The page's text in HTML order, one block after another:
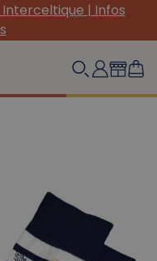
| Infos